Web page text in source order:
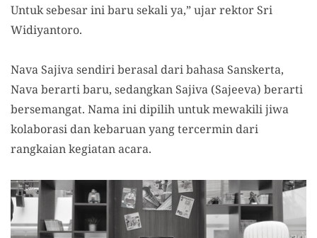
Untuk sebesar ini baru sekali ya,” ujar rektor Sri
Widiyantoro.
Nava Sajiva sendiri berasal dari bahasa Sanskerta,
Nava berarti baru, sedangkan Sajiva (Sajeeva) berarti
bersemangat. Nama ini dipilih untuk mewakili jiwa
kolaborasi dan kebaruan yang tercermin dari
rangkaian kegiatan acara.